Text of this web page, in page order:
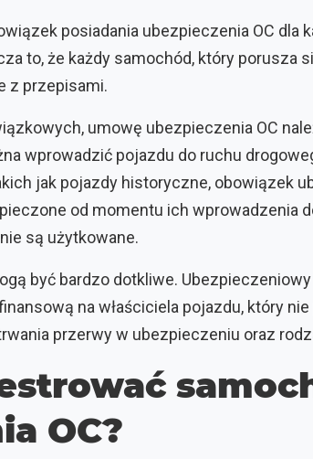
posiadania ubezpieczenia OC dla
to, że każdy samochód, który porusza
z przepisami.
umowę ubezpieczenia OC
wprowadzić pojazdu do ruchu
jak pojazdy historyczne, obowiązek
od momentu ich wprowadzenia
są użytkowane.
być bardzo dotkliwe.
na właściciela pojazdu, który
przerwy w ubezpieczeniu oraz
OC?